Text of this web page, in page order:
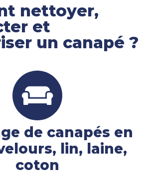
nettoyer,
et
un canapé ?
de canapés en
lin, laine,
coton